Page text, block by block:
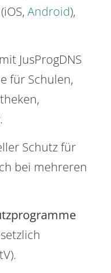
Android),
JusProgDNS
für Schulen,
Schutz für
bei mehreren